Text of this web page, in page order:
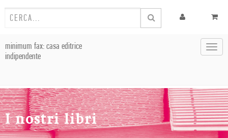
minimum fax: casa editrice
indipendente
I nostri libri